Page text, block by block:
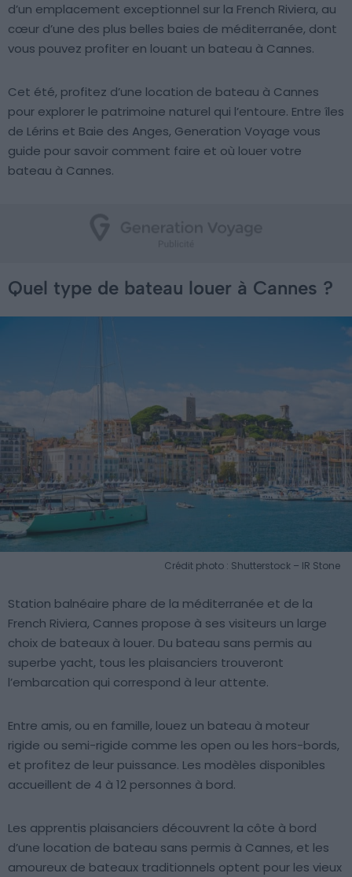
d’un emplacement exceptionnel sur la French Riviera, au
cœur d’une des plus belles baies de méditerranée, dont
vous pouvez profiter en louant un bateau à Cannes.
Cet été, profitez d’une location de bateau à Cannes
pour explorer le patrimoine naturel qui l’entoure. Entre îles
de Lérins et Baie des Anges, Generation Voyage vous
guide pour savoir comment faire et où louer votre
bateau à Cannes.
Quel type de bateau louer à Cannes ?
Crédit photo : Shutterstock – IR Stone
Station balnéaire phare de la méditerranée et de la
French Riviera, Cannes propose à ses visiteurs un large
choix de bateaux à louer. Du bateau sans permis au
superbe yacht, tous les plaisanciers trouveront
l’embarcation qui correspond à leur attente.
Entre amis, ou en famille, louez un bateau à moteur
rigide ou semi-rigide comme les open ou les hors-bords,
et profitez de leur puissance. Les modèles disponibles
accueillent de 4 à 12 personnes à bord.
Les apprentis plaisanciers découvrent la côte à bord
d’une location de bateau sans permis à Cannes, et les
amoureux de bateaux traditionnels optent pour les vieux